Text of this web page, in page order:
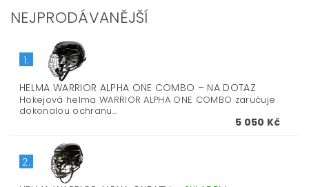
NEJPRODÁVANĚJŠÍ
1.
HELMA WARRIOR ALPHA ONE COMBO – NA DOTAZ
Hokejová helma WARRIOR ALPHA ONE COMBO zaručuje
dokonalou ochranu...
5 050 Kč
2.